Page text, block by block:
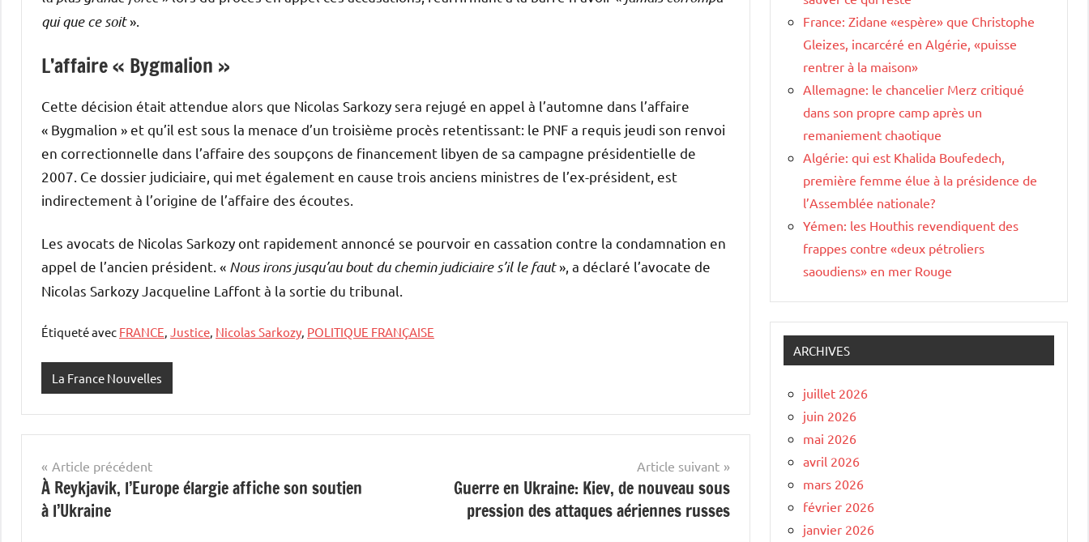
qui que ce soit».
L’affaire « Bygmalion »
Cette décision était attendue alors que Nicolas Sarkozy sera rejugé en appel à l’automne dans l’affaire
« Bygmalion » et qu’il est sous la menace d’un troisième procès retentissant: le PNF a requis jeudi son renvoi
en correctionnelle dans l’affaire des soupçons de financement libyen de sa campagne présidentielle de
2007. Ce dossier judiciaire, qui met également en cause trois anciens ministres de l’ex-président, est
indirectement à l’origine de l’affaire des écoutes.
Les avocats de Nicolas Sarkozy ont rapidement annoncé se pourvoir en cassation contre la condamnation en
appel de l’ancien président. « Nous irons jusqu’au bout du chemin judiciaire s’il le faut», a déclaré l’avocate de
Nicolas Sarkozy Jacqueline Laffont à la sortie du tribunal.
Étiqueté avec FRANCE, Justice, Nicolas Sarkozy, POLITIQUE FRANÇAISE
La France Nouvelles
Navigation
de
l’article
Article précédent
À Reykjavik, l’Europe élargie affiche son soutien
à l’Ukraine
Article suivant
Guerre en Ukraine: Kiev, de nouveau sous
pression des attaques aériennes russes
France: Zidane «espère» que Christophe
Gleizes, incarcéré en Algérie, «puisse
rentrer à la maison»
Allemagne: le chancelier Merz critiqué
dans son propre camp après un
remaniement chaotique
Algérie: qui est Khalida Boufedech,
première femme élue à la présidence de
l’Assemblée nationale?
Yémen: les Houthis revendiquent des
frappes contre «deux pétroliers
saoudiens» en mer Rouge
ARCHIVES
juillet 2026
juin 2026
mai 2026
avril 2026
mars 2026
février 2026
janvier 2026